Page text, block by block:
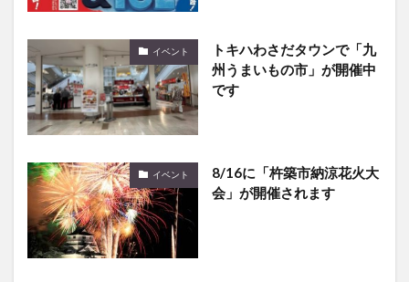
イベント
トキハわさだタウンで「九
州うまいもの市」が開催中
です
イベント
8/16に「杵築市納涼花火大
会」が開催されます